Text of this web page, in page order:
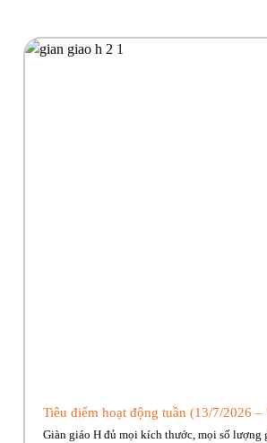
Tiêu điểm hoạt động tuần (13/7/2026 –
Giàn giáo H đủ mọi kích thước, mọi số lượng